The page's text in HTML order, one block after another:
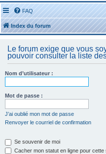
FAQ
Index du forum
Le forum exige que vous
pouvoir consulter la liste
Nom d’utilisateur :
Mot de passe :
J’ai oublié mon mot de passe
Renvoyer le courriel de confirmation
Se souvenir de moi
Cacher mon statut en ligne pour cette